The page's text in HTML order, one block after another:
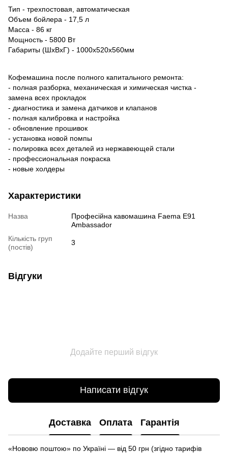
Тип - трехпостовая, автоматическая
Объем бойлера - 17,5 л
Масса - 86 кг
Мощность - 5800 Вт
Габариты (ШхВхГ) - 1000х520х560мм
Кофемашина после полного капитального ремонта:
- полная разборка, механическая и химическая чистка -
замена всех прокладок
- диагностика и замена датчиков и клапанов
- полная калибровка и настройка
- обновление прошивок
- установка новой помпы
- полировка всех деталей из нержавеющей стали
- профессиональная покраска
- новые холдеры
Характеристики
Назва
Професійна кавомашина Faema E91
Ambassador
Кількість груп
(постів)
3
Відгуки
Додайте перший відгук
Написати відгук
Доставка Оплата Гарантія
«Нововю поштою» по Україні — від 50 грн (згідно тарифів